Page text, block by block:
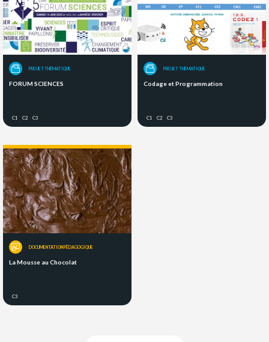
PROJET THÉMATIQUE
FORUM SCIENCES
C1 C2 C3
PROJET THÉMATIQUE
Codage et Programmation
C1 C2 C3
DOCUMENTATION PÉDAGOGIQUE
La Mousse au Chocolat
C3